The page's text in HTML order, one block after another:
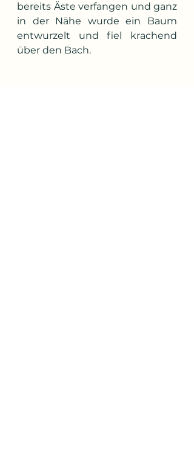
bereits Äste verfangen und ganz
in der Nähe wurde ein Baum
entwurzelt und fiel krachend
über den Bach.